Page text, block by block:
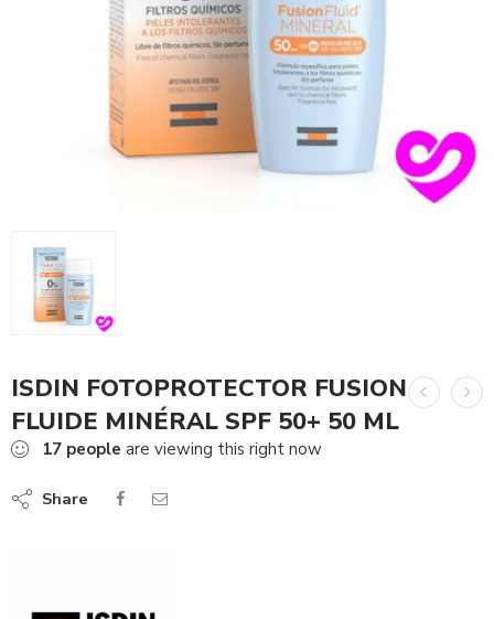
ISDIN FOTOPROTECTOR FUSION
FLUIDE MINÉRAL SPF 50+ 50 ML
17 people are viewing this right now
Share